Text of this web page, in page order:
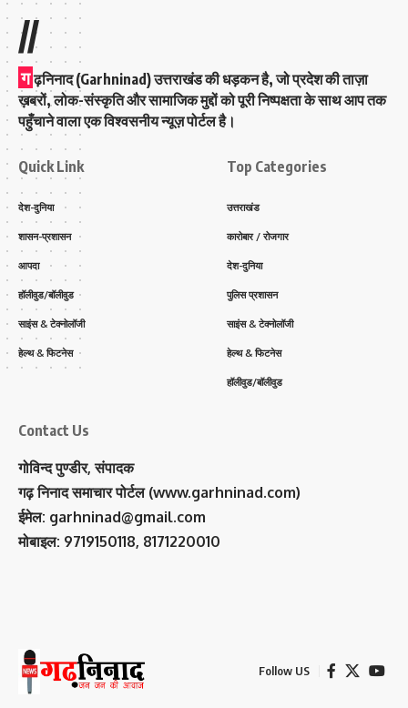
//
ग ढ़निनाद (Garhninad) उत्तराखंड की धड़कन है, जो प्रदेश की ताज़ा
ख़बरों, लोक-संस्कृति और सामाजिक मुद्दों को पूरी निष्पक्षता के साथ आप तक
पहुँचाने वाला एक विश्वसनीय न्यूज़ पोर्टल है।
Quick Link
देश-दुनिया
शासन-प्रशासन
आपदा
हॉलीवुड/बॉलीवुड
साइंस & टेक्नोलॉजी
हेल्थ & फिटनेस
Top Categories
उत्तराखंड
कारोबार / रोजगार
देश-दुनिया
पुलिस प्रशासन
साइंस & टेक्नोलॉजी
हेल्थ & फिटनेस
हॉलीवुड/बॉलीवुड
Contact Us
गोविन्द पुण्डीर, संपादक
गढ़ निनाद समाचार पोर्टल (www.garhninad.com)
ईमेल: garhninad@gmail.com
मोबाइल: 9719150118, 8171220010
Follow US